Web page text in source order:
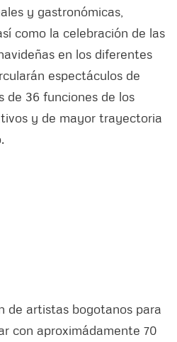
y gastronómicas,
como la celebración de las
en los diferentes
espectáculos de
de 36 funciones de los
y de mayor trayectoria
de artistas bogotanos para
con aproximádamente 70